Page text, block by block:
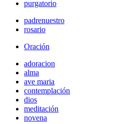
purgatorio
padrenuestro
rosario
Oración
adoracion
alma
ave maria
contemplación
dios
meditación
novena